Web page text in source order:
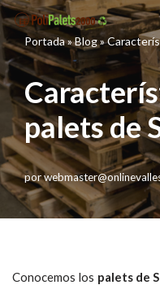
Saltar
al
contenido
Portada»Blog»
palets de
por
Conocemos los palets de